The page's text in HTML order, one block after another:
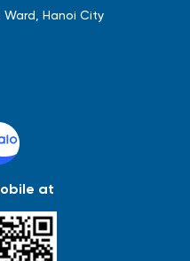
tin giao dịch
Ward, Hanoi City
at